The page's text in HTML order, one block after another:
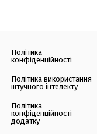
Політика
конфіденційності
Політика використання
штучного інтелекту
Політика
конфіденційності
додатку